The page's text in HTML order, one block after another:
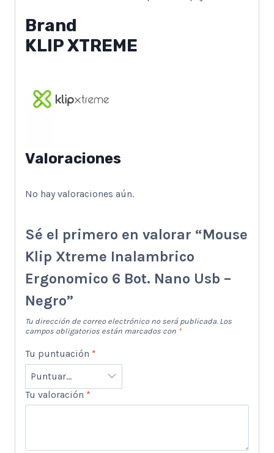
Brand
KLIP XTREME
Valoraciones
No hay valoraciones aún.
Sé el primero en valorar “Mouse
Klip Xtreme Inalambrico
Ergonomico 6 Bot. Nano Usb –
Negro”
Tu dirección de correo electrónico no será publicada. Los
campos obligatorios están marcados con *
Tu puntuación *
Tu valoración *